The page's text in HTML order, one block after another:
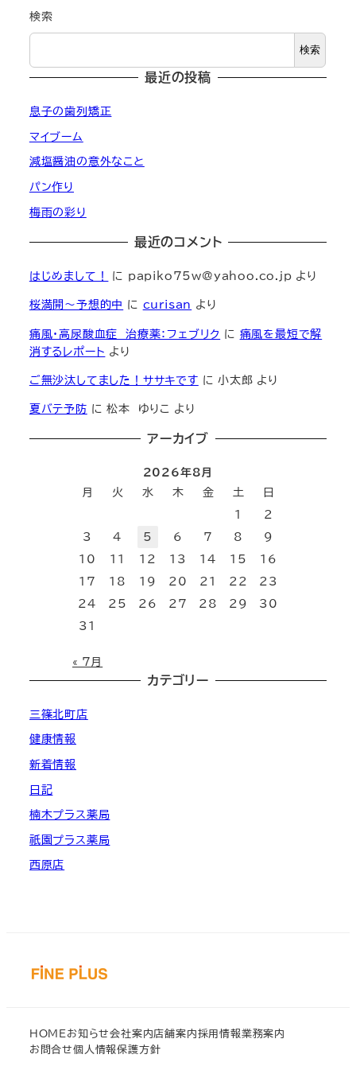
検索
検索
最近の投稿
息子の歯列矯正
マイブーム
減塩醤油の意外なこと
パン作り
梅雨の彩り
最近のコメント
はじめまして！ に papiko75w@yahoo.co.jp より
桜満開～予想的中 に curisan より
痛風・高尿酸血症 治療薬：フェブリク に 痛風を最短で解
消するレポート より
ご無沙汰してました！ササキです に小太郎 より
夏バテ予防 に松本 ゆりこ より
アーカイブ
2026年8月
月
火 水 木 金 土
日
1
2
3
4 5 6 7 8
9
10
11 12 13 14 15
16
17
18 19 20 21 22
23
24
25 26 27 28 29
30
31
« 7月
カテゴリー
三篠北町店
健康情報
新着情報
日記
楠木プラス薬局
祇園プラス薬局
西原店
HOMEお知らせ会社案内店舗案内採用情報業務案内
お問合せ個人情報保護方針